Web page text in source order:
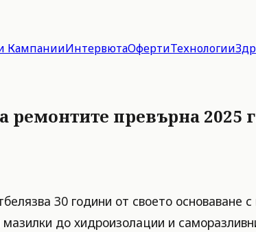
КампанииИнтервютаОфертиТехнологии
превърна 2025
30 години от своето основаване
до хидроизолации и